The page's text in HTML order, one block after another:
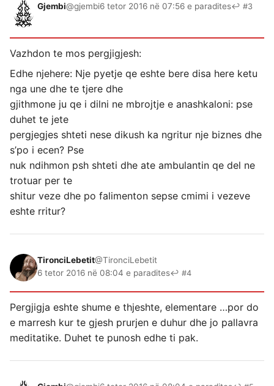
Gjembi@gjembi6 tetor 2016 në 07:56 e paradites↩ #3
Vazhdon te mos pergjigjesh:
Edhe njehere: Nje pyetje qe eshte bere disa here ketu
nga une dhe te tjere dhe
gjithmone ju qe i dilni ne mbrojtje e anashkaloni: pse
duhet te jete
pergjegjes shteti nese dikush ka ngritur nje biznes dhe
s’po i ecen? Pse
nuk ndihmon psh shteti dhe ate ambulantin qe del ne
trotuar per te
shitur veze dhe po falimenton sepse cmimi i vezeve
eshte rritur?
TironciLebetit@TironciLebetit
6 tetor 2016 në 08:04 e paradites↩ #4
Pergjigja eshte shume e thjeshte, elementare …por do
e marresh kur te gjesh prurjen e duhur dhe jo pallavra
meditatike. Duhet te punosh edhe ti pak.